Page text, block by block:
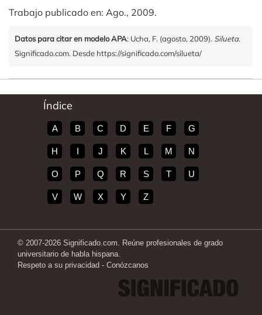
Trabajo publicado en: Ago., 2009.
Datos para citar en modelo APA: Ucha, F. (agosto, 2009). Silueta.
Significado.com. Desde https://significado.com/silueta/
Índice
A B C D E F G
H I J K L M N
O P Q R S T U
V W X Y Z
© 2007-2026 Significado.com. Reúne profesionales de grado
universitario de habla hispana.
Respeto a su privacidad - Conózcanos